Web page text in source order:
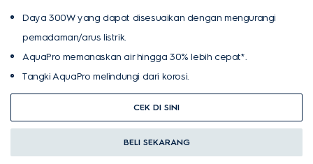
Daya 300W yang dapat disesuaikan dengan mengurangi
pemadaman/arus listrik.
AquaPro memanaskan air hingga 30% lebih cepat*.
Tangki AquaPro melindungi dari korosi.
CEK DI SINI
BELI SEKARANG